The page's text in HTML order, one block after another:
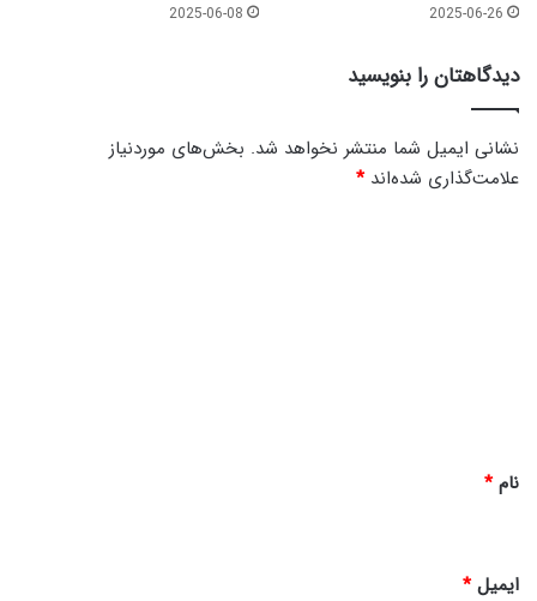
2025-06-26
2025-06-08
دیدگاهتان را بنویسید
نشانی ایمیل شما منتشر نخواهد شد. بخش‌های موردنیاز
علامت‌گذاری شده‌اند*
نام*
ایمیل*